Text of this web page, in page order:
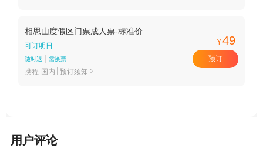
相思山度假区门票成人票-标准价
可订明日
随时退 需换票
携程-国内 预订须知 
¥49
预订
用户评论